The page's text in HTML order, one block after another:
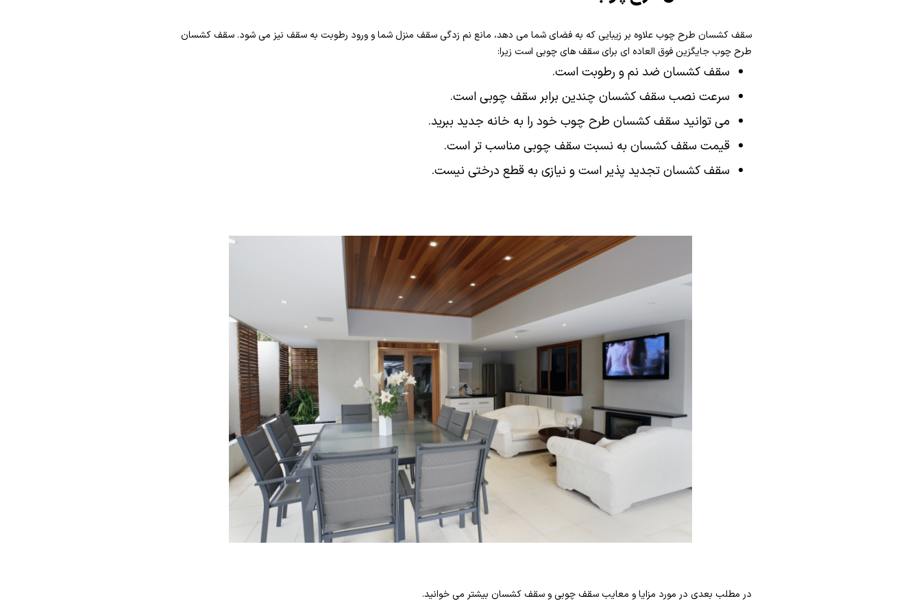
سقف کشسان طرح چوب علاوه بر زیبایی که به فضای شما می دهد، مانع نم زدگی سقف منزل شما و ورود رطوبت به سقف نیز می شود. سقف کشسان
طرح چوب جایگزین فوق العاده ای برای سقف های چوبی است زیرا:
سقف کشسان ضد نم و رطوبت است.
سرعت نصب سقف کشسان چندین برابر سقف چوبی است.
می توانید سقف کشسان طرح چوب خود را به خانه جدید ببرید.
قیمت سقف کشسان به نسبت سقف چوبی مناسب تر است.
سقف کشسان تجدید پذیر است و نیازی به قطع درختی نیست.
در مطلب بعدی در مورد مزایا و معایب سقف چوبی و سقف کشسان بیشتر می خوانید.